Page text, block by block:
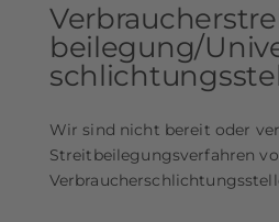
beilegung/
Wir sind nicht bereit oder
Streitbeilegungsverfahren